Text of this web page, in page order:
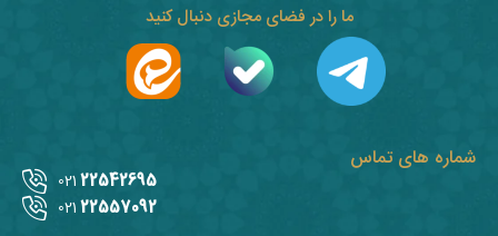
شماره های تماس
22542695
021
22557092
021
ما را در فضای مجازی دنبال کنید